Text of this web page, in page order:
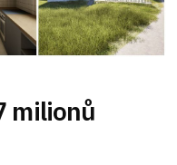
milionů